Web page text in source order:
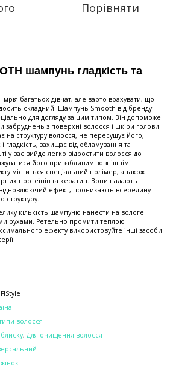
Порівняти
шампунь гладкість та
мрія багатьох дівчат, але варто врахувати, що
складний. Шампунь Smooth від бренду
для догляду за цим типом. Він допоможе
забруднень з поверхні волосся і шкіри голови.
на структуру волосся, не пересушує його,
гладкість, захищає від обламування та
у вас вийде легко відростити волосся до
його привабливим зовнішнім
міститься спеціальний полімер, а також
протеїнів та кератин. Вони надають
ефект, проникають всередину
структуру.
кількість шампуню нанести на вологе
рухами. Ретельно промити теплою
ефекту використовуйте інші засоби
волосся
, Для очищення волосся